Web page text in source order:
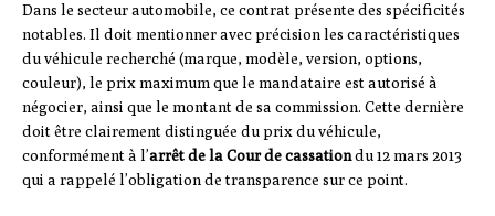
Dans le secteur automobile, ce contrat présente des spécificités
notables. Il doit mentionner avec précision les caractéristiques
du véhicule recherché (marque, modèle, version, options,
couleur), le prix maximum que le mandataire est autorisé à
négocier, ainsi que le montant de sa commission. Cette dernière
doit être clairement distinguée du prix du véhicule,
conformément à l’arrêt de la Cour de cassationdu 12 mars 2013
qui a rappelé l’obligation de transparence sur ce point.